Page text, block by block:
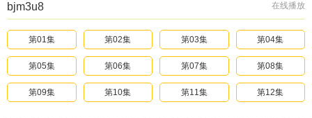
在线播放
bjm3u8
第01集 第02集 第03集 第04集
第05集 第06集 第07集 第08集
第09集 第10集 第11集 第12集